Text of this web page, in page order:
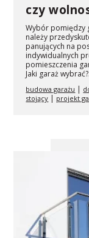
czy
Wybór pomiędzy
należy
panujących na
indywidualnych
pomieszczenia
Jaki garaż
budowa garażu |
stojący | projekt